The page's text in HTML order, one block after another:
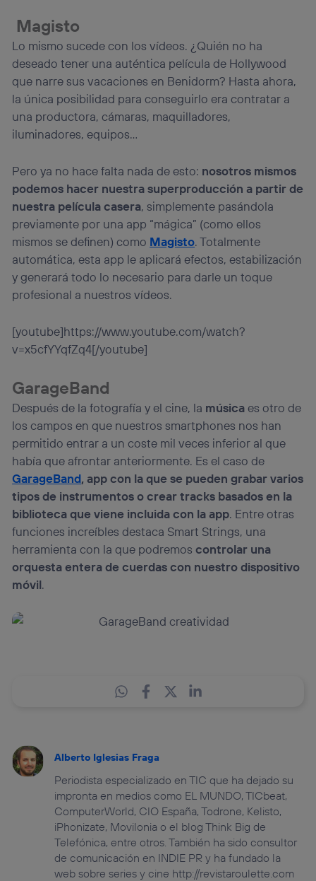
Magisto
Lo mismo sucede con los vídeos. ¿Quién no ha
deseado tener una auténtica película de Hollywood
que narre sus vacaciones en Benidorm? Hasta ahora,
la única posibilidad para conseguirlo era contratar a
una productora, cámaras, maquilladores,
iluminadores, equipos…
Pero ya no hace falta nada de esto: nosotros mismos
podemos hacer nuestra superproducción a partir de
nuestra película casera, simplemente pasándola
previamente por una app “mágica” (como ellos
mismos se definen) como Magisto. Totalmente
automática, esta app le aplicará efectos, estabilización
y generará todo lo necesario para darle un toque
profesional a nuestros vídeos.
[youtube]https://www.youtube.com/watch?
v=x5cfYYqfZq4[/youtube]
GarageBand
Después de la fotografía y el cine, la músicaes otro de
los campos en que nuestros smartphones nos han
permitido entrar a un coste mil veces inferior al que
había que afrontar anteriormente. Es el caso de
GarageBand, app con la que se pueden grabar varios
tipos de instrumentos o crear tracks basados en la
biblioteca que viene incluida con la app. Entre otras
funciones increíbles destaca Smart Strings, una
herramienta con la que podremos controlar una
orquesta entera de cuerdas con nuestro dispositivo
móvil.
Alberto Iglesias Fraga
Periodista especializado en TIC que ha dejado su
impronta en medios como EL MUNDO, TICbeat,
ComputerWorld, CIO España, Todrone, Kelisto,
iPhonizate, Movilonia o el blog Think Big de
Telefónica, entre otros. También ha sido consultor
de comunicación en INDIE PR y ha fundado la
web sobre series y cine http://revistaroulette.com